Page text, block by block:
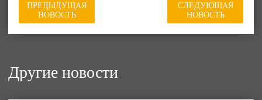
ПРЕДЫДУЩАЯ
НОВОСТЬ
СЛЕДУЮЩАЯ
НОВОСТЬ
Другие новости